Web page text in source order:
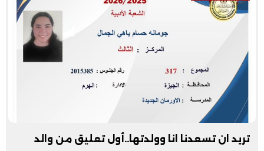
تريد ان تسعدنا انا وولدتها..أول تعليق من والد